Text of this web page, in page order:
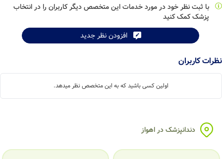
با ثبت نظر خود در مورد خدمات این متخصص دیگر کاربران را در انتخاب
پزشک کمک کنید
افزودن نظر جدید
نظرات کاربران
اولین کسی باشید که به این متخصص نظر میدهد.
دندانپزشک در اهواز